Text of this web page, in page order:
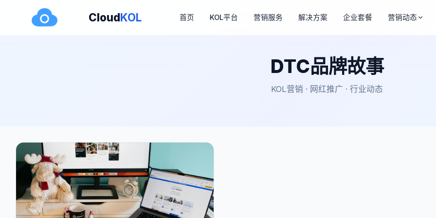
CloudKOL 首页 KOL平台 营销服务 解决方案 企业套餐 营销动态
DTC品牌故事
KOL营销 · 网红推广 · 行业动态